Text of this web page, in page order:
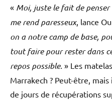
« Moi, juste le fait de
me rend paresseux, lance
on a notre camp de base,
tout faire pour rester dans
repos possible. » Les
Marrakech ? Peut-être,
de jours de récupérations